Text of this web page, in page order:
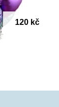
120 kč